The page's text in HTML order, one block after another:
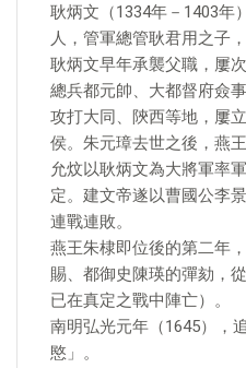
耿炳文（1334年－1403年
人，管軍總管耿君用之子
耿炳文早年承襲父職，屢
總兵都元帥、大都督府僉
攻打大同、陝西等地，屢
侯。朱元璋去世之後，燕
允炆以耿炳文為大將軍率
定。建文帝遂以曹國公李
連戰連敗。
燕王朱棣即位後的第二年
賜、都御史陳瑛的彈劾，
已在真定之戰中陣亡）。
南明弘光元年（1645），
愍」。